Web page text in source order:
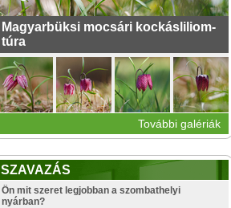
Magyarbüksi mocsári kockásliliom-
túra
További galériák
SZAVAZÁS
Ön mit szeret legjobban a szombathelyi
nyárban?